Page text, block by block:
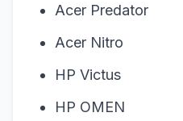
Acer Predator
Acer Nitro
HP Victus
HP OMEN